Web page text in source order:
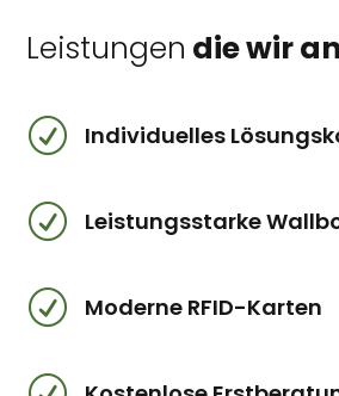
Leistungen die wir
R Individuelles
R Leistungsstarke
R Moderne RFID-Karten